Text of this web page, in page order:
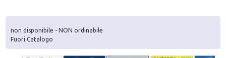
non disponibile - NON ordinabile
Fuori Catalogo